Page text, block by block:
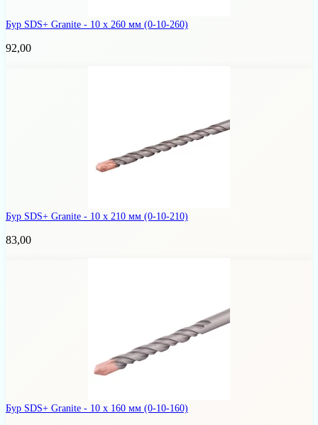
Бур SDS+ Granite - 10 х 260 мм (0-10-260)
92,00
Бур SDS+ Granite - 10 х 210 мм (0-10-210)
83,00
Бур SDS+ Granite - 10 х 160 мм (0-10-160)